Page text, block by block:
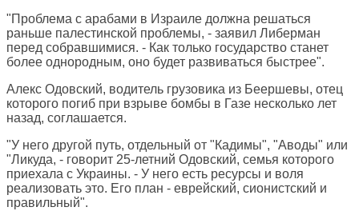
"Проблема с арабами в Израиле должна решаться
раньше палестинской проблемы, - заявил Либерман
перед собравшимися. - Как только государство станет
более однородным, оно будет развиваться быстрее".
Алекс Одовский, водитель грузовика из Беершевы, отец
которого погиб при взрыве бомбы в Газе несколько лет
назад, соглашается.
"У него другой путь, отдельный от "Кадимы", "Аводы" или
"Ликуда, - говорит 25-летний Одовский, семья которого
приехала с Украины. - У него есть ресурсы и воля
реализовать это. Его план - еврейский, сионистский и
правильный".